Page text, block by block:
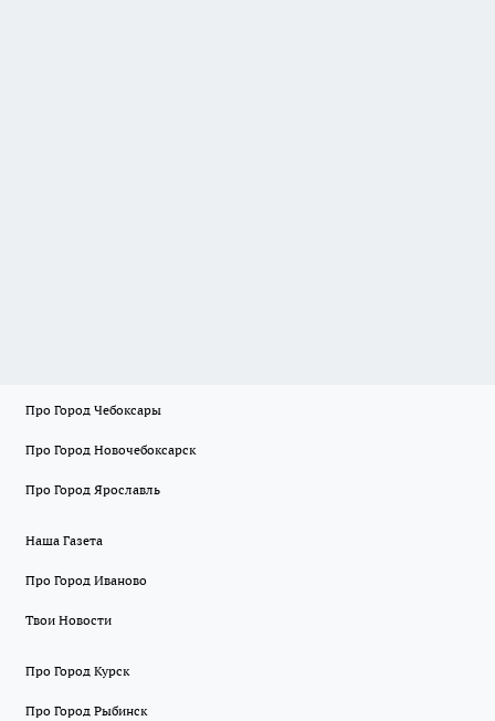
Про Город Чебоксары
Про Город Новочебоксарск
Про Город Ярославль
Наша Газета
Про Город Иваново
Твои Новости
Про Город Курск
Про Город Рыбинск